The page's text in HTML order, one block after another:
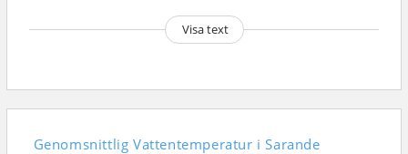
Visa text
Genomsnittlig Vattentemperatur i Sarande